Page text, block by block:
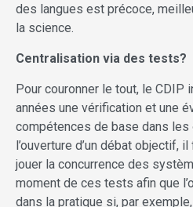
des langues est précoce,
la science.
Centralisation via des tests?
Pour couronner le tout, le CDIP
années une vérification et une
compétences de base dans les
l’ouverture d’un débat objectif,
jouer la concurrence des
moment de ces tests afin que
dans la pratique si, par